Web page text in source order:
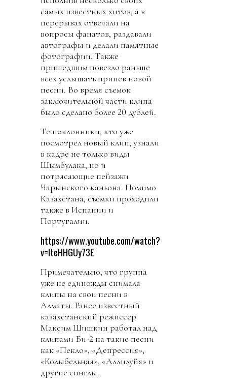
самых известных хитов, а в
перерывах отвечали на
вопросы фанатов, раздавали
автографы и делали памятные
фотографии. Также
пришедшим повезло раньше
всех услышать припев новой
песни. Во время съемок
заключительной части клипа
было сделано более 20 дублей.
Те поклонники, кто уже
посмотрел новый клип, узнали
в кадре не только виды
Шымбулака, но и
потрясающие пейзажи
Чарынского каньона. Помимо
Казахстана, съемки проходили
также в Испании и
Португалии.
https://www.youtube.com/watch?
v=IteHHGUy73E
Примечательно, что группа
уже не единожды снимала
клипы на свои песни в
Алматы. Ранее известный
казахстанский режиссер
Максим Шишкин работал над
клипами Би-2 на такие песни
как «Пекло», «Депрессия»,
«Колыбельная», «Аллилуйя» и
другие синглы.